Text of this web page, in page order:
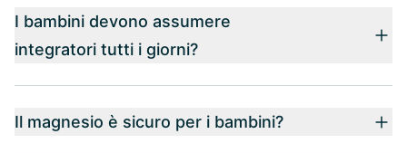
I bambini devono assumere
integratori tutti i giorni?
Il magnesio è sicuro per i bambini?